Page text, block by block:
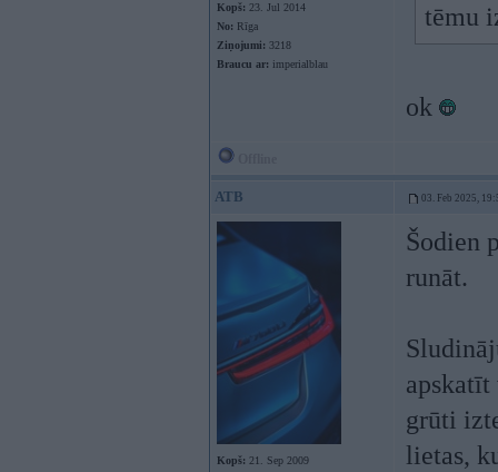
Kopš: 23. Jul 2014
No: Rīga
Ziņojumi: 3218
Braucu ar: imperialblau
tēmu
ok
ATB 03. Feb 2025,
Kopš: 21. Sep 2009
Šodien
runāt.
grūti
lietas,